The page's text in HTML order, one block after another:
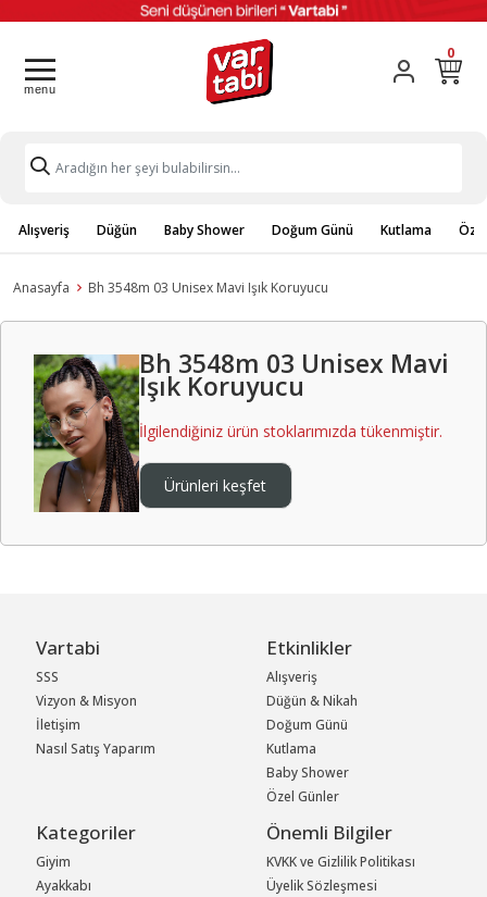
0
Alışveriş Düğün Baby Shower Doğum Günü Kutlama
Anasayfa Bh 3548m 03 Unisex Mavi Işık Koruyucu
Bh 3548m 03 Unisex Mavi
Işık Koruyucu
İlgilendiğiniz ürün stoklarımızda tükenmiştir.
Ürünleri keşfet
Vartabi
SSS
Vizyon & Misyon
İletişim
Nasıl Satış Yaparım
Etkinlikler
Alışveriş
Düğün & Nikah
Doğum Günü
Kutlama
Baby Shower
Özel Günler
Kategoriler
Giyim
Ayakkabı
Önemli Bilgiler
KVKK ve Gizlilik Politikası
Üyelik Sözleşmesi